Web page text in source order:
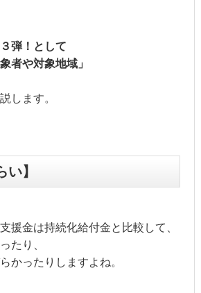
弾！として
者や対象地域」
します。
い】
援金は持続化給付金と比較して、
たり、
かったりしますよね。